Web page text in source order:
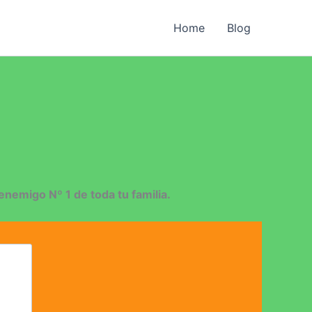
Home Blog
Nº 1 de toda tu familia.